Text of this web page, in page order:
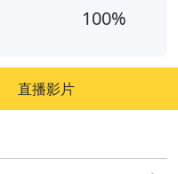
100%
直播影片